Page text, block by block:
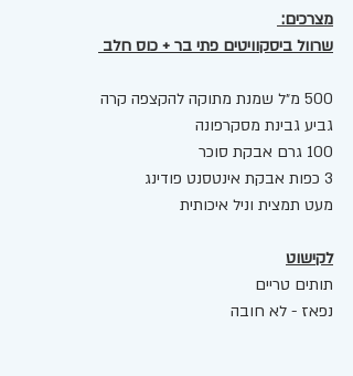
מצרכים:
שרוול ביסקוויטים פתי בר + כוס חלב
500 מ״ל שמנת מתוקה להקצפה קרה
גביע גבינת מסקרפונה
100 גרם אבקת סוכר
3 כפות אבקת אינטסנט פודינג
מעט תמצית וניל איכותית
לקישוט
תותים טריים
נפאז - לא חובה